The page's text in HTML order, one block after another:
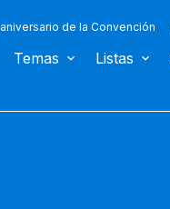
de la Convención
Temas Listas